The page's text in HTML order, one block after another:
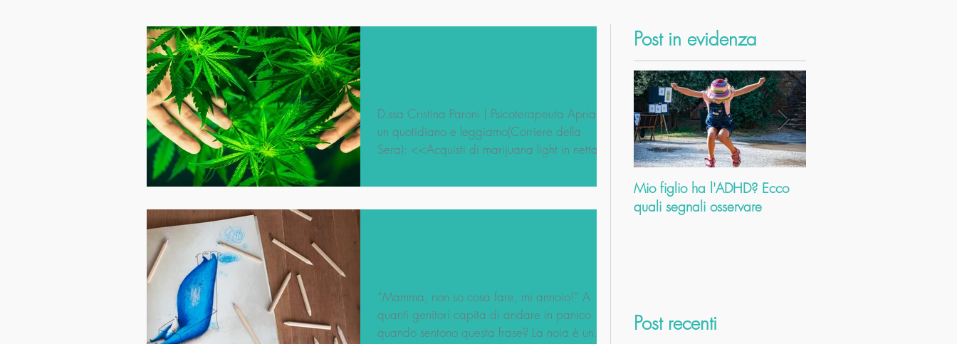
D.ssa Cristina Paroni | Psicoterapeuta Apriamo
un quotidiano e leggiamo(Corriere della
Sera): <<Acquisti di marijuana light in netta...
“Mamma, non so cosa fare, mi annoio!” A
quanti genitori capita di andare in panico
quando sentono questa frase? La noia è un
Post recenti
Post in evidenza
Mio figlio ha l'ADHD? Ecco
quali segnali osservare